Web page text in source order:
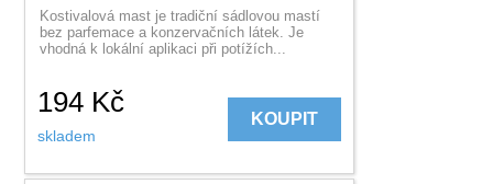
Kostivalová mast je tradiční sádlovou mastí
bez parfemace a konzervačních látek. Je
vhodná k lokální aplikaci při potížích...
194 Kč
skladem
KOUPIT